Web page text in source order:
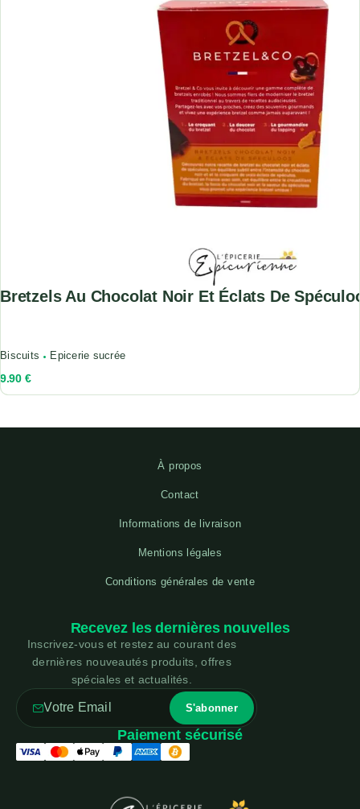
Bretzels Au Chocolat Noir Et Éclats De
Biscuits Epicerie sucrée
9.90 €
À propos
Contact
Informations de livraison
Mentions légales
Conditions générales de vente
Recevez les dernières nouvelles
Inscrivez-vous et restez au courant des
dernières nouveautés produits, offres
spéciales et actualités.
Paiement sécurisé